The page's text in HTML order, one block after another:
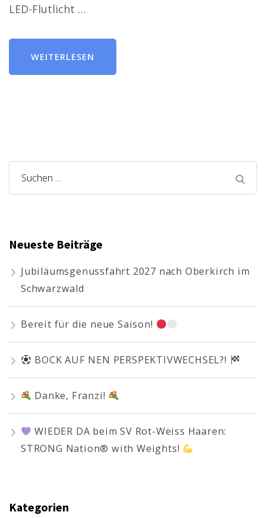
LED-Flutlicht …
WEITERLESEN
Suchen
nach:
Neueste Beiträge
Jubiläumsgenussfahrt 2027 nach Oberkirch im
Schwarzwald
Bereit für die neue Saison!
BOCK AUF NEN PERSPEKTIVWECHSEL?!
Danke, Franzi!
WIEDER DA beim SV Rot-Weiss Haaren:
STRONG Nation® with Weights!
Kategorien